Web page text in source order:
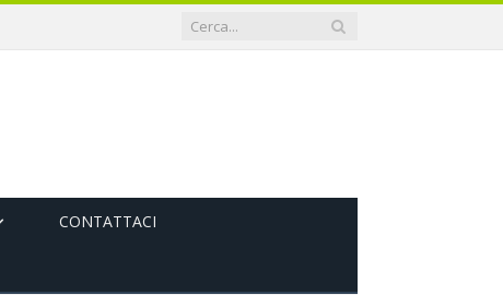
CONTATTACI